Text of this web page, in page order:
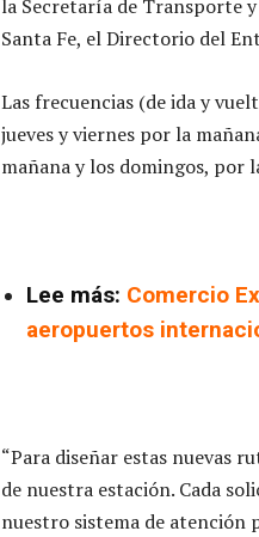
la Secretaría de Transporte
Santa Fe, el Directorio del
Las frecuencias (de ida y
jueves y viernes por la
mañana y los domingos, por
Lee más: Comercio
aeropuertos
“Para diseñar estas nuevas
de nuestra estación. Cada
nuestro sistema de atención